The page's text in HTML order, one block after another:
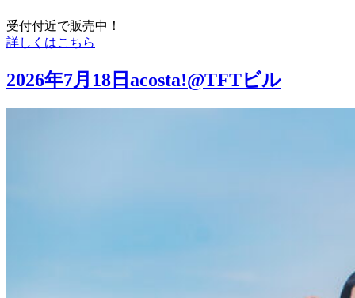
受付付近で販売中！
詳しくはこちら
2026年7月18日acosta!@TFTビル